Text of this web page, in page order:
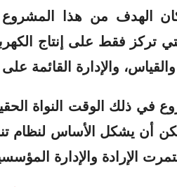
الهدف من هذا المشروع
تركز فقط على إنتاج
والإدارة القائمة على
في ذلك الوقت النواة
أن يشكل الأساس لنظام
الإرادة والإدارة